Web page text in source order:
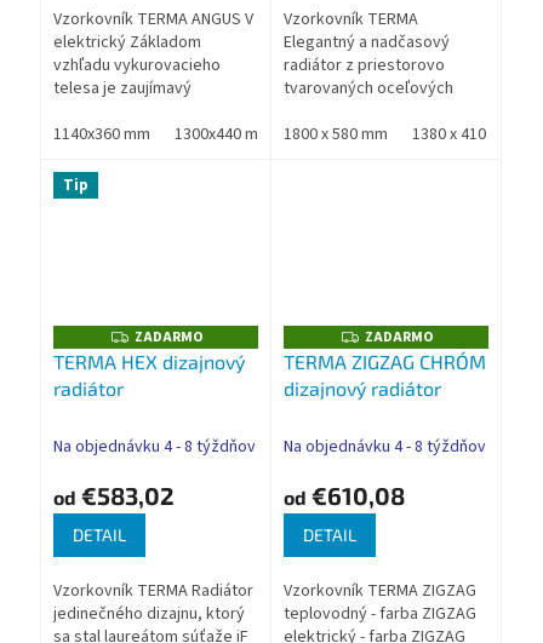
Vzorkovník TERMA ANGUS V
elektrický Základom
vzhľadu vykurovacieho
telesa je zaujímavý
Nadštandardná záruka
1140x360 mm 1300x440 mm 1460x520 mm 1620x600 mm
Vzorkovník TERMA
Elegantný a nadčasový
radiátor z priestorovo
tvarovaných oceľových
"nafúknutý" tvar oceľových
1800 x 580 mm 1380 x 410 mm
Tip
Z
A
D
O
ZADARMO
TERMA HEX dizajnový
radiátor
Na objednávku 4 - 8 týždňov
od €583,02
DETAIL
Vzorkovník TERMA Radiátor
jedinečného dizajnu, ktorý
sa stal laureátom súťaže iF
Z
A
D
A
R
O
ZADARMO
TERMA ZIGZAG CHRÓM
dizajnový radiátor
Na objednávku 4 - 8 týždňov
od €610,08
DETAIL
Vzorkovník TERMA ZIGZAG
teplovodný - farba ZIGZAG
elektrický - farba ZIGZAG